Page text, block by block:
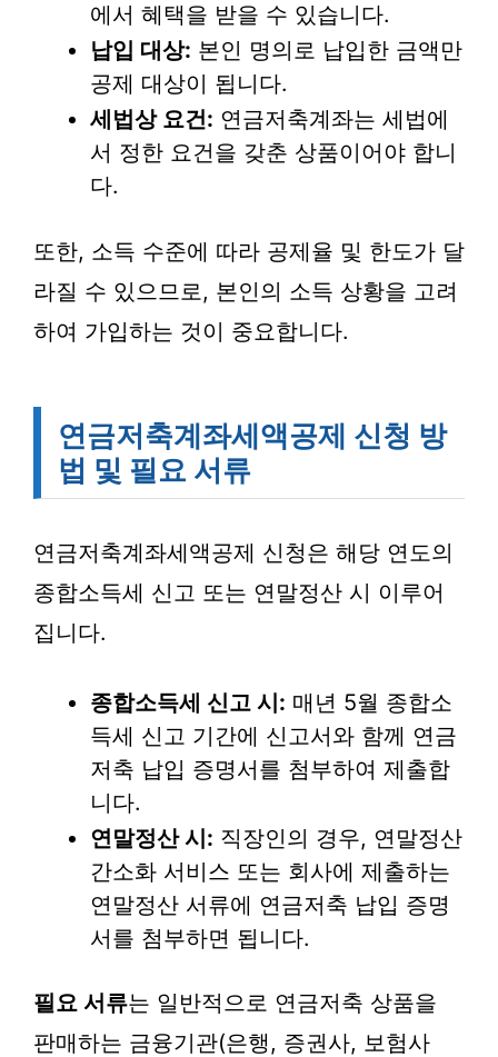
에서 혜택을 받을 수 있습니다.
납입 대상: 본인 명의로 납입한 금액만
공제 대상이 됩니다.
세법상 요건: 연금저축계좌는 세법에
서 정한 요건을 갖춘 상품이어야 합니
다.
또한, 소득 수준에 따라 공제율 및 한도가 달
라질 수 있으므로, 본인의 소득 상황을 고려
하여 가입하는 것이 중요합니다.
연금저축계좌세액공제 신청 방
법 및 필요 서류
연금저축계좌세액공제 신청은 해당 연도의
종합소득세 신고 또는 연말정산 시 이루어
집니다.
종합소득세 신고 시: 매년 5월 종합소
득세 신고 기간에 신고서와 함께 연금
저축 납입 증명서를 첨부하여 제출합
니다.
연말정산 시: 직장인의 경우, 연말정산
간소화 서비스 또는 회사에 제출하는
연말정산 서류에 연금저축 납입 증명
서를 첨부하면 됩니다.
필요 서류는 일반적으로 연금저축 상품을
판매하는 금융기관(은행, 증권사, 보험사